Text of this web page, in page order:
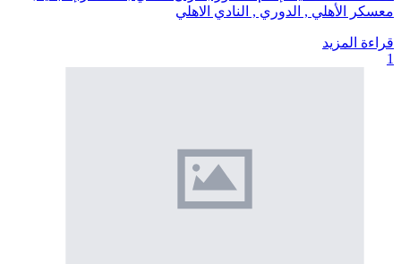
معسكر الأهلي , الدوري , النادي الاهلي
قراءة المزيد
1